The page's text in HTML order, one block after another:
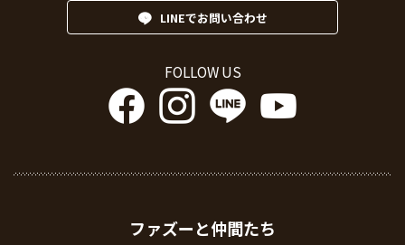
LINEでお問い合わせ
FOLLOW US
ファズーと仲間たち